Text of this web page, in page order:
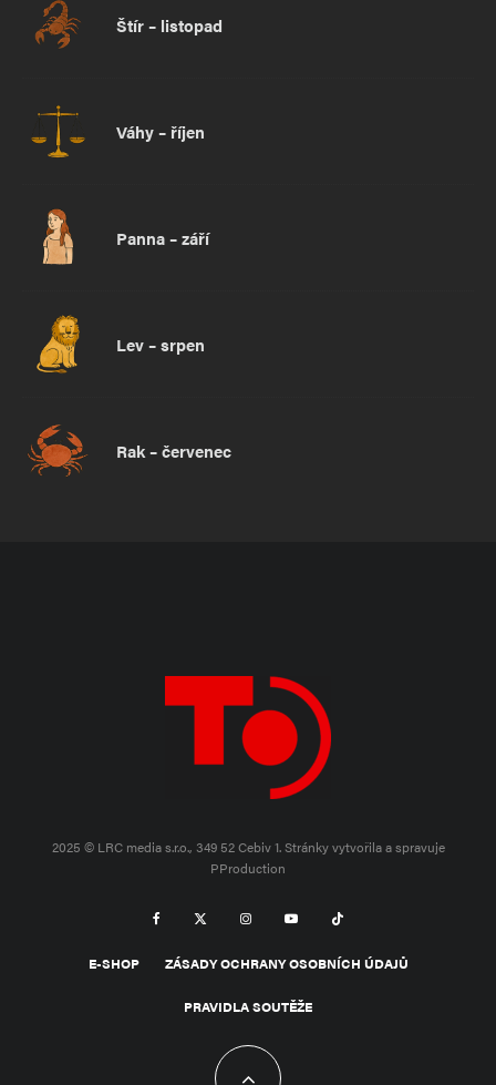
Štír – listopad
Váhy – říjen
Panna – září
Lev – srpen
Rak – červenec
2025 © LRC media s.r.o., 349 52 Cebiv 1.Stránky vytvořila a spravuje
PProduction
E-SHOP ZÁSADY OCHRANY OSOBNÍCH ÚDAJŮ
PRAVIDLA SOUTĚŽE